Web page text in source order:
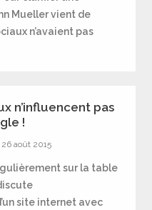
Mueller vient de
n’avaient pas
n’influencent pas
!
26 août 2015
sur la table
site internet avec